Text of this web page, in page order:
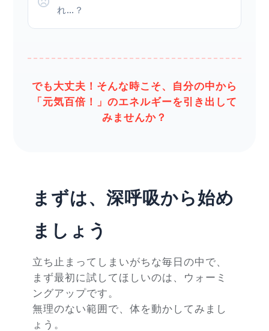
れ…？
でも大丈夫！そんな時こそ、自分の中から
「元気百倍！」のエネルギーを引き出して
みませんか？
まずは、深呼吸から始め
ましょう
立ち止まってしまいがちな毎日の中で、
まず最初に試してほしいのは、ウォーミ
ングアップです。
無理のない範囲で、体を動かしてみまし
ょう。